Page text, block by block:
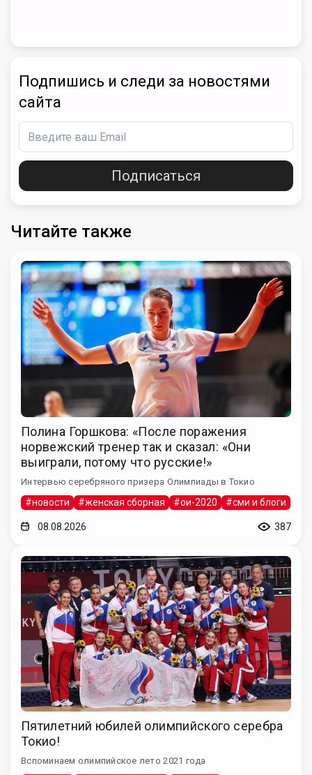
Подпишись и следи за новостями
сайта
Подписаться
Читайте также
Полина Горшкова: «После поражения
норвежский тренер так и сказал: «Они
выиграли, потому что русские!»
Интервью серебряного призера Олимпиады в Токио
#новости #женская сборная #ои-2020 #сми и блоги
08.08.2026 387
Пятилетний юбилей олимпийского серебра
Токио!
Вспоминаем олимпийское лето 2021 года